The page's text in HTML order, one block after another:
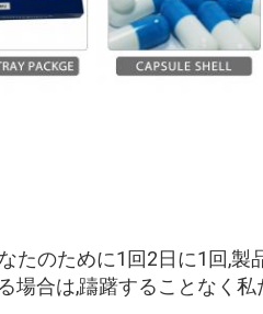
たのために1回2日に1回,製
場合は,躊躇することなく